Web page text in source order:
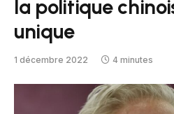
la politique
unique
1 décembre 2022 4 minutes